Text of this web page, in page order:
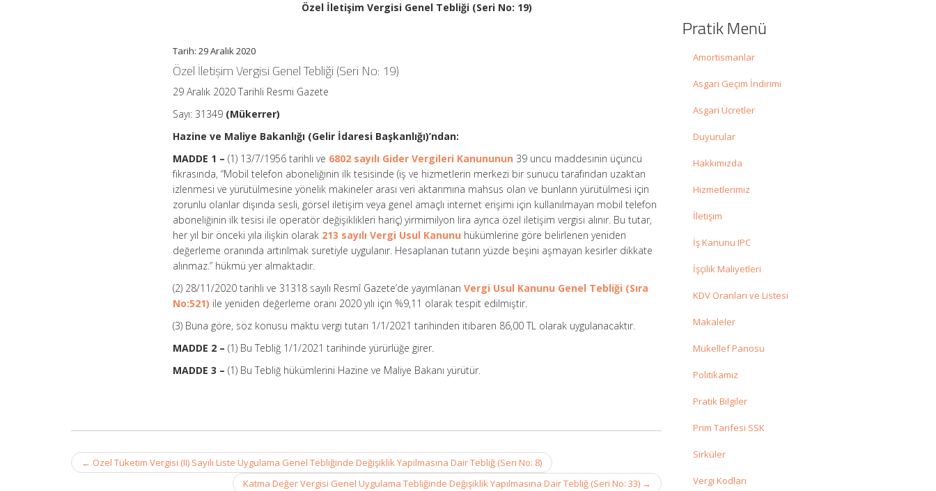
Özel İletişim Vergisi Genel Tebliği (Seri No: 19)
Tarih: 29 Aralık 2020
Özel İletişim Vergisi Genel Tebliği (Seri No: 19)
29 Aralık 2020 Tarihli Resmi Gazete
Sayı: 31349 (Mükerrer)
Hazine ve Maliye Bakanlığı (Gelir İdaresi Başkanlığı)’ndan:
MADDE 1 – (1) 13/7/1956 tarihli ve 6802 sayılı Gider Vergileri Kanununun 39 uncu maddesinin üçüncü
fıkrasında, “Mobil telefon aboneliğinin ilk tesisinde (iş ve hizmetlerin merkezi bir sunucu tarafından uzaktan
izlenmesi ve yürütülmesine yönelik makineler arası veri aktarımına mahsus olan ve bunların yürütülmesi için
zorunlu olanlar dışında sesli, görsel iletişim veya genel amaçlı internet erişimi için kullanılmayan mobil telefon
aboneliğinin ilk tesisi ile operatör değişiklikleri hariç) yirmimilyon lira ayrıca özel iletişim vergisi alınır. Bu tutar,
her yıl bir önceki yıla ilişkin olarak 213 sayılı Vergi Usul Kanunu hükümlerine göre belirlenen yeniden
değerleme oranında artırılmak suretiyle uygulanır. Hesaplanan tutarın yüzde beşini aşmayan kesirler dikkate
alınmaz.” hükmü yer almaktadır.
(2) 28/11/2020 tarihli ve 31318 sayılı Resmî Gazete’de yayımlananVergi Usul Kanunu Genel Tebliği (Sıra
No:521) ile yeniden değerleme oranı 2020 yılı için %9,11 olarak tespit edilmiştir.
(3) Buna göre, söz konusu maktu vergi tutarı 1/1/2021 tarihinden itibaren 86,00 TL olarak uygulanacaktır.
MADDE 2 –(1) Bu Tebliğ 1/1/2021 tarihinde yürürlüğe girer.
MADDE 3 –(1) Bu Tebliğ hükümlerini Hazine ve Maliye Bakanı yürütür.
Post
navigation
← Özel Tüketim Vergisi (II) Sayılı Liste Uygulama Genel Tebliğinde Değişiklik Yapılmasına Dair Tebliğ (Seri No: 8)
Katma Değer Vergisi Genel Uygulama Tebliğinde Değişiklik Yapılmasına Dair Tebliğ (Seri No: 33) →
Pratik Menü
Amortismanlar
Asgari Geçim İndirimi
Asgari Ücretler
Duyurular
Hakkımızda
Hizmetlerimiz
İletişim
İş Kanunu IPC
İşçilik Maliyetleri
KDV Oranları ve Listesi
Makaleler
Mükellef Panosu
Politikamız
Pratik Bilgiler
Prim Tarifesi SSK
Sirküler
Vergi Kodları